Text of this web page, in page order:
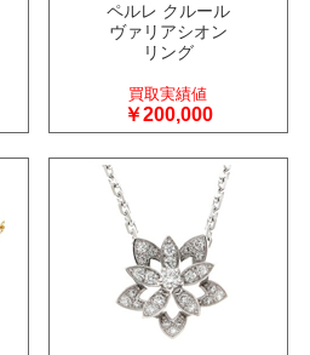
ペルレ クルール
ヴァリアシオン
リング
買取実績値
￥200,000